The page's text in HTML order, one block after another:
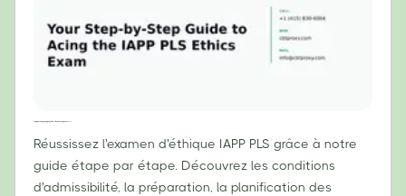
Réussissez l'examen d'éthique IAPP PLS grâce à notre
guide étape par étape. Découvrez les conditions
d'admissibilité, la préparation, la planification des